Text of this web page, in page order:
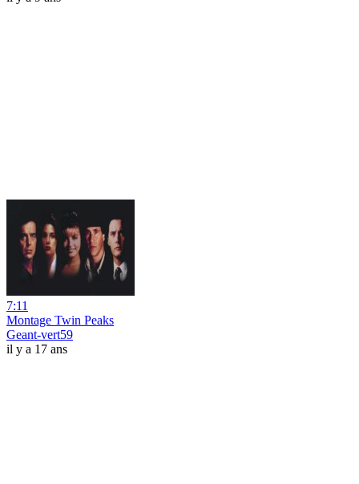
7:11
Montage Twin Peaks
Geant-vert59
il y a 17 ans